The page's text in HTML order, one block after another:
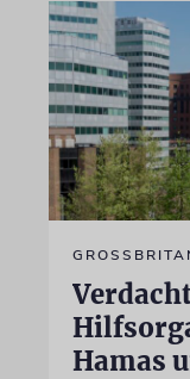
Hamas